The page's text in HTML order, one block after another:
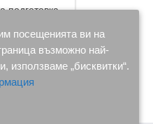
подготовка
посещенията ви на
възможно най-
използваме „бисквитки“.